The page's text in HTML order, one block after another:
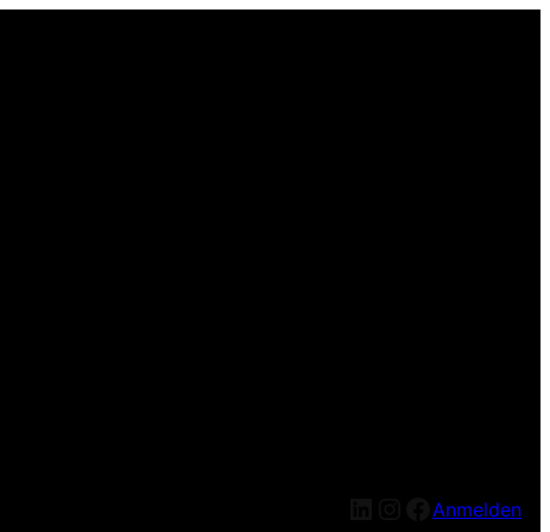
LinkedIn
Instagram
Facebook
Anmelden